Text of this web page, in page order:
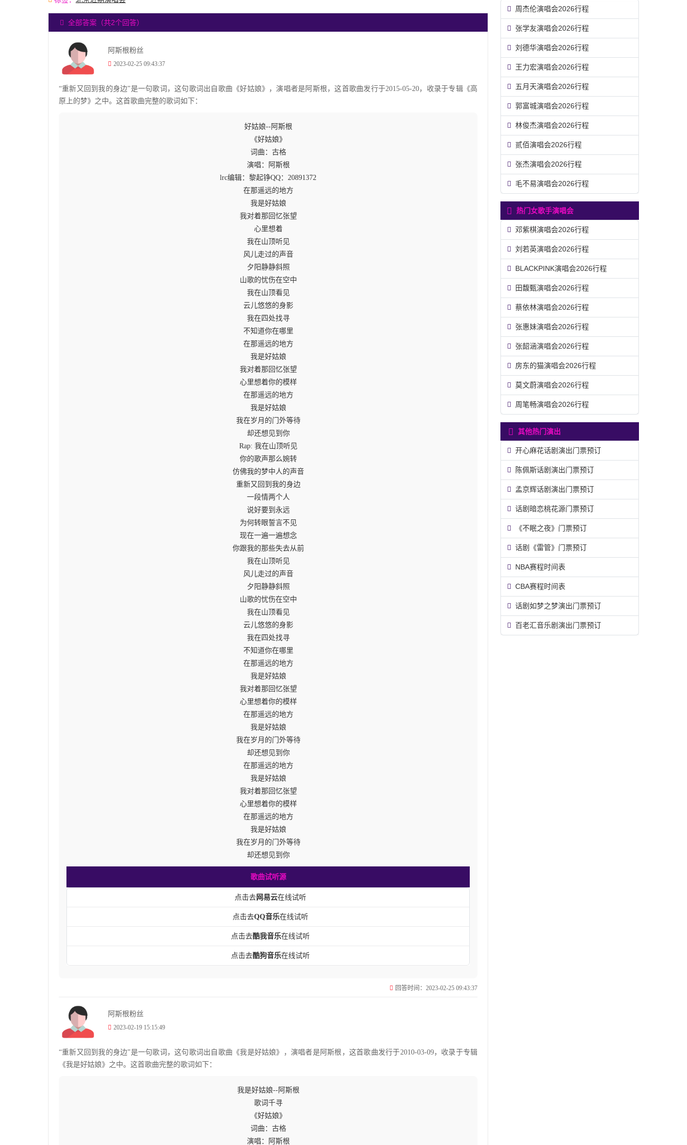
全部答案（共2个回答）
阿斯根粉丝
2023-02-25 09:43:37
“重新又回到我的身边”是一句歌词，这句歌词出自歌曲《好姑娘》，演唱者是阿斯根，这首歌曲发行于2015-05-20，收录于专辑《高
原上的梦》之中。这首歌曲完整的歌词如下：
好姑娘--阿斯根
《好姑娘》
词曲：古格
演唱：阿斯根
lrc编辑：黎起铮QQ：20891372
在那遥远的地方
我是好姑娘
我对着那回忆张望
心里想着
我在山顶听见
风儿走过的声音
夕阳静静斜照
山歌的忧伤在空中
我在山顶看见
云儿悠悠的身影
我在四处找寻
不知道你在哪里
在那遥远的地方
我是好姑娘
我对着那回忆张望
心里想着你的模样
在那遥远的地方
我是好姑娘
我在岁月的门外等待
却还想见到你
Rap: 我在山顶听见
你的歌声那么婉转
仿佛我的梦中人的声音
重新又回到我的身边
一段情两个人
说好要到永远
为何转眼誓言不见
现在一遍一遍想念
你跟我的那些失去从前
我在山顶听见
风儿走过的声音
夕阳静静斜照
山歌的忧伤在空中
我在山顶看见
云儿悠悠的身影
我在四处找寻
不知道你在哪里
在那遥远的地方
我是好姑娘
我对着那回忆张望
心里想着你的模样
在那遥远的地方
我是好姑娘
我在岁月的门外等待
却还想见到你
在那遥远的地方
我是好姑娘
我对着那回忆张望
心里想着你的模样
在那遥远的地方
我是好姑娘
我在岁月的门外等待
却还想见到你
歌曲试听源
点击去网易云在线试听
点击去QQ音乐在线试听
点击去酷我音乐在线试听
点击去酷狗音乐在线试听
回答时间：2023-02-25 09:43:37
阿斯根粉丝
2023-02-19 15:15:49
“重新又回到我的身边”是一句歌词，这句歌词出自歌曲《我是好姑娘》，演唱者是阿斯根，这首歌曲发行于2010-03-09，收录于专辑
《我是好姑娘》之中。这首歌曲完整的歌词如下：
我是好姑娘--阿斯根
歌词千寻
《好姑娘》
词曲：古格
演唱：阿斯根
周杰伦演唱会2026行程
张学友演唱会2026行程
刘德华演唱会2026行程
王力宏演唱会2026行程
五月天演唱会2026行程
郭富城演唱会2026行程
林俊杰演唱会2026行程
贰佰演唱会2026行程
张杰演唱会2026行程
毛不易演唱会2026行程
热门女歌手演唱会
邓紫棋演唱会2026行程
刘若英演唱会2026行程
BLACKPINK演唱会2026行程
田馥甄演唱会2026行程
蔡依林演唱会2026行程
张惠妹演唱会2026行程
张韶涵演唱会2026行程
房东的猫演唱会2026行程
莫文蔚演唱会2026行程
周笔畅演唱会2026行程
其他热门演出
开心麻花话剧演出门票预订
陈佩斯话剧演出门票预订
孟京辉话剧演出门票预订
话剧暗恋桃花源门票预订
《不眠之夜》门票预订
话剧《雷管》门票预订
NBA赛程时间表
CBA赛程时间表
话剧如梦之梦演出门票预订
百老汇音乐剧演出门票预订